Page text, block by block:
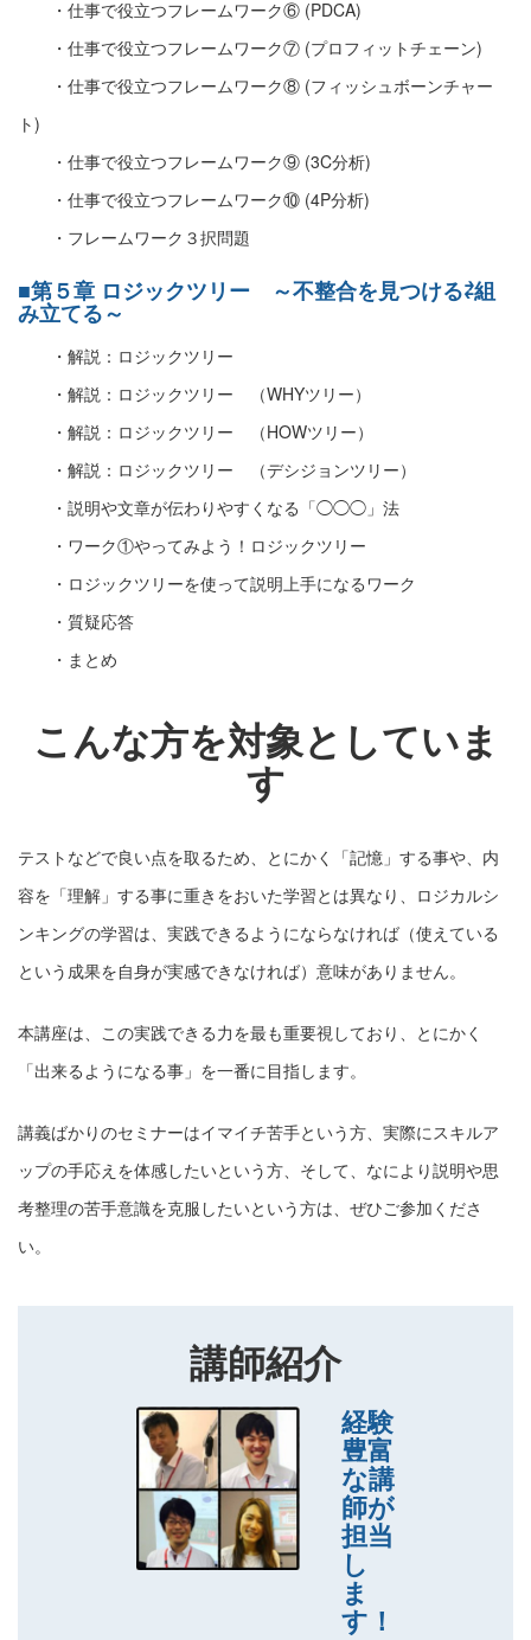
・仕事で役立つフレームワーク⑥ (PDCA)
・仕事で役立つフレームワーク⑦ (プロフィットチェーン)
・仕事で役立つフレームワーク⑧ (フィッシュボーンチャー
ト)
・仕事で役立つフレームワーク⑨ (3C分析)
・仕事で役立つフレームワーク⑩ (4P分析)
・フレームワーク３択問題
■第５章 ロジックツリー ～不整合を見つける⇄組
み立てる～
・解説：ロジックツリー
・解説：ロジックツリー （WHYツリー）
・解説：ロジックツリー （HOWツリー）
・解説：ロジックツリー （デシジョンツリー）
・説明や文章が伝わりやすくなる「◯◯◯」法
・ワーク①やってみよう！ロジックツリー
・ロジックツリーを使って説明上手になるワーク
・質疑応答
・まとめ
こんな方を対象としていま
す
テストなどで良い点を取るため、とにかく「記憶」する事や、内
容を「理解」する事に重きをおいた学習とは異なり、ロジカルシ
ンキングの学習は、実践できるようにならなければ（使えている
という成果を自身が実感できなければ）意味がありません。
本講座は、この実践できる力を最も重要視しており、とにかく
「出来るようになる事」を一番に目指します。
講義ばかりのセミナーはイマイチ苦手という方、実際にスキルア
ップの手応えを体感したいという方、そして、なにより説明や思
考整理の苦手意識を克服したいという方は、ぜひご参加くださ
い。
講師紹介
経験
豊富
な講
師が
担当
し
ま
す！